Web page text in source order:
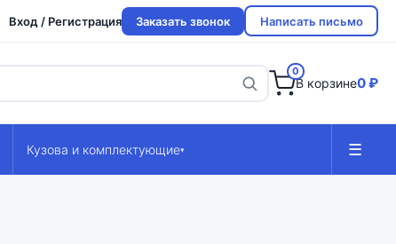
Вход / Регистрация Заказать звонок Написать письмо
0
В корзине0 ₽
Кузова и комплектующие▾ ☰